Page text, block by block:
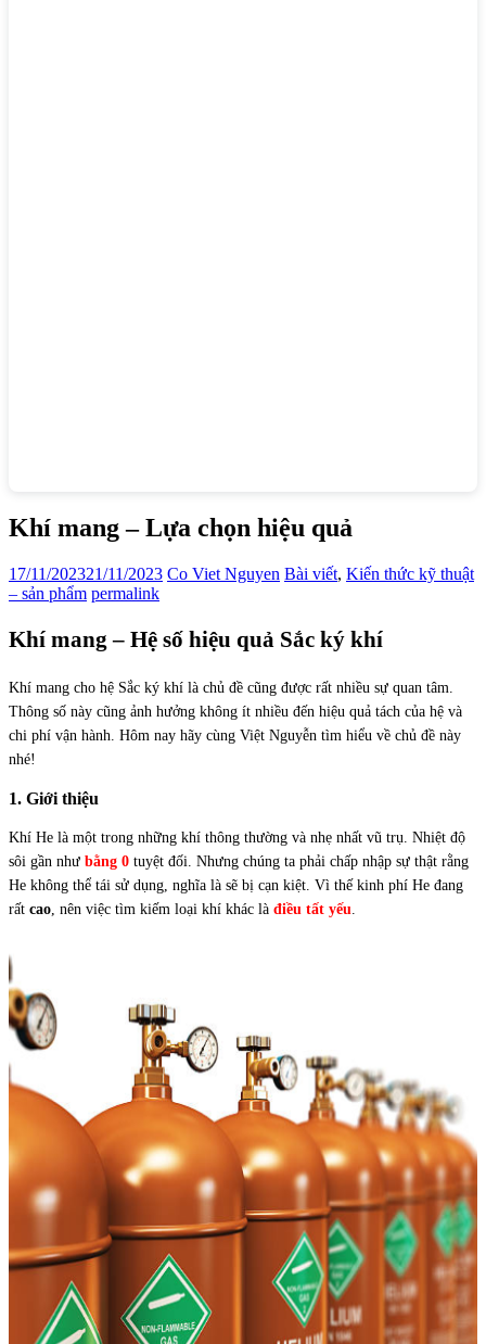
Khí mang – Lựa chọn hiệu quả
17/11/202321/11/2023 Co Viet Nguyen Bài viết, Kiến thức kỹ thuật
– sản phẩm permalink
Khí mang – Hệ số hiệu quả Sắc ký khí
Khí mang cho hệ Sắc ký khí là chủ đề cũng được rất nhiều sự quan tâm.
Thông số này cũng ảnh hưởng không ít nhiều đến hiệu quả tách của hệ và
chi phí vận hành. Hôm nay hãy cùng Việt Nguyễn tìm hiểu về chủ đề này
nhé!
1. Giới thiệu
Khí He là một trong những khí thông thường và nhẹ nhất vũ trụ. Nhiệt độ
sôi gần như bằng 0 tuyệt đối. Nhưng chúng ta phải chấp nhập sự thật rằng
He không thể tái sử dụng, nghĩa là sẽ bị cạn kiệt. Vì thế kinh phí He đang
rất cao, nên việc tìm kiếm loại khí khác là điều tất yếu.